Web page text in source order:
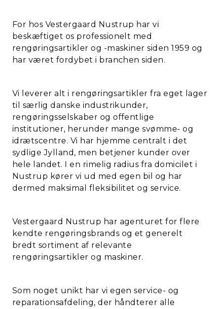
For hos Vestergaard Nustrup har vi
beskæftiget os professionelt med
rengøringsartikler og -maskiner siden 1959 og
har været fordybet i branchen siden.
Vi leverer alt i rengøringsartikler fra eget lager
til særlig danske industrikunder,
rengøringsselskaber og offentlige
institutioner, herunder mange svømme- og
idrætscentre. Vi har hjemme centralt i det
sydlige Jylland, men betjener kunder over
hele landet. I en rimelig radius fra domicilet i
Nustrup kører vi ud med egen bil og har
dermed maksimal fleksibilitet og service.
Vestergaard Nustrup har agenturet for flere
kendte rengøringsbrands og et generelt
bredt sortiment af relevante
rengøringsartikler og maskiner.
Som noget unikt har vi egen service- og
reparationsafdeling, der håndterer alle